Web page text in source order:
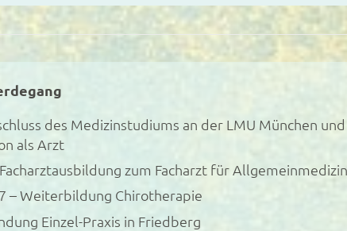
des Medizinstudiums an der LMU München und
als Arzt
zum Facharzt für Allgemeinmedizin
– Weiterbildung Chirotherapie
Einzel-Praxis in Friedberg